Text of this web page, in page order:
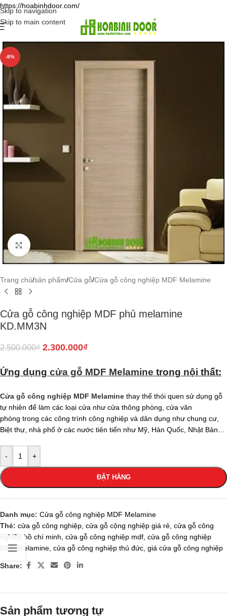
https://hoabinhdoor.com/
Skip to navigation
Skip to main content
-8%
Click to enlarge
Trang chủ/sản phẩm/Cửa gỗ/Cửa gỗ công nghiệp MDF Melamine
Cửa gỗ công nghiệp MDF phủ melamine
KD.MM3N
2.500.000₫ 2.300.000₫
Ứng dụng cửa gỗ MDF Melamine trong nội thất:
Cửa gỗ công nghiệp MDF Melamine thay thế thói quen sử dụng gỗ
tự nhiên để làm các loại cửa như cửa thông phòng, cửa văn
phòng trong các công trình công nghiệp và dân dụng như chung cư,
Biệt thự, nhà phố ở các nước tiên tiến như Mỹ, Hàn Quốc, Nhật Bản…
- +
ĐẶT HÀNG
Danh mục: Cửa gỗ công nghiệp MDF Melamine
Thẻ: cửa gỗ công nghiệp cửa gỗ cộng nghiệp giá rẻ cửa gỗ công
nghiệp hồ chí minh cửa gỗ công nghiệp mdf cửa gỗ công nghiệp
MDF Melamine cửa gỗ công nghiệp thủ đức giá cửa gỗ công nghiệp
Share:
Sản phẩm tương tự